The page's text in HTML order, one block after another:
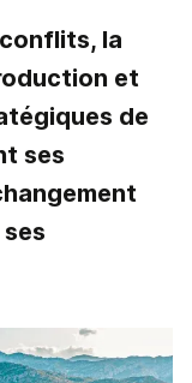
la
et
de
ses